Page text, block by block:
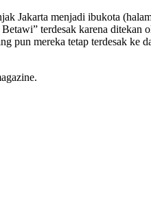
Jakarta menjadi ibukota
terdesak karena
pun mereka tetap terdesak ke